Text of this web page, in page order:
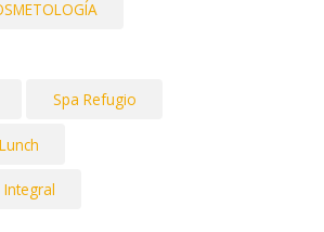
Spa Refugio